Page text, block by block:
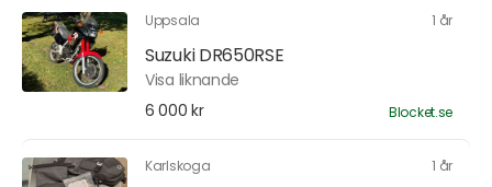
Uppsala 1 år
Suzuki DR650RSE
Visa liknande
6 000 kr
Blocket.se
Karlskoga 1 år